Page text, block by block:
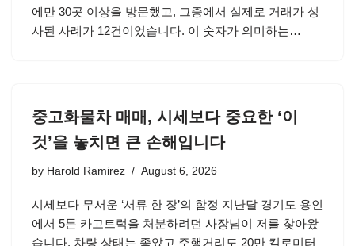
에만 30곳 이상을 방문했고, 그중에서 실제로 거래가 성
사된 사례가 12건이었습니다. 이 숫자가 의미하는…
중고화물차 매매, 시세보다 중요한 ‘이
것’을 놓치면 큰 손해입니다
by Harold Ramirez August 6, 2026
시세보다 무서운 ‘서류 한 장’의 함정 지난달 경기도 용인
에서 5톤 카고트럭을 처분하려던 사장님이 저를 찾아왔
습니다. 차량 상태는 좋았고 주행거리도 20만 킬로미터